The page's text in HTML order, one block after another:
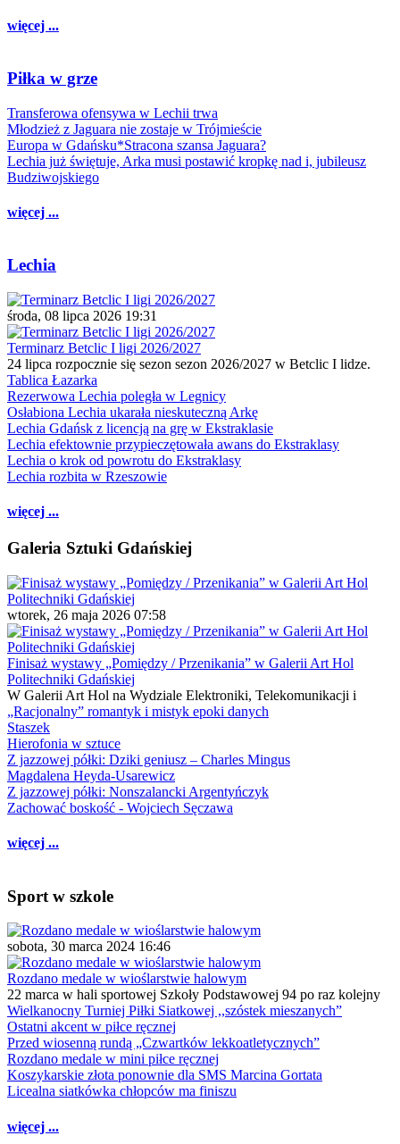
więcej ...
Piłka w grze
Transferowa ofensywa w Lechii trwa
Młodzież z Jaguara nie zostaje w Trójmieście
Europa w Gdańsku*Stracona szansa Jaguara?
Lechia już świętuje, Arka musi postawić kropkę nad i, jubileusz
Budziwojskiego
więcej ...
Lechia
środa, 08 lipca 2026 19:31
Terminarz Betclic I ligi 2026/2027
24 lipca rozpocznie się sezon sezon 2026/2027 w Betclic I lidze.
Tablica Łazarka
Rezerwowa Lechia poległa w Legnicy
Osłabiona Lechia ukarała nieskuteczną Arkę
Lechia Gdańsk z licencją na grę w Ekstraklasie
Lechia efektownie przypieczętowała awans do Ekstraklasy
Lechia o krok od powrotu do Ekstraklasy
Lechia rozbita w Rzeszowie
więcej ...
Galeria Sztuki Gdańskiej
wtorek, 26 maja 2026 07:58
Finisaż wystawy „Pomiędzy / Przenikania” w Galerii Art Hol
Politechniki Gdańskiej
W Galerii Art Hol na Wydziale Elektroniki, Telekomunikacji i
„Racjonalny” romantyk i mistyk epoki danych
Staszek
Hierofonia w sztuce
Z jazzowej półki: Dziki geniusz – Charles Mingus
Magdalena Heyda-Usarewicz
Z jazzowej półki: Nonszalancki Argentyńczyk
Zachować boskość - Wojciech Sęczawa
więcej ...
Sport w szkole
sobota, 30 marca 2024 16:46
Rozdano medale w wioślarstwie halowym
22 marca w hali sportowej Szkoły Podstawowej 94 po raz kolejny
Wielkanocny Turniej Piłki Siatkowej ,,szóstek mieszanych”
Ostatni akcent w piłce ręcznej
Przed wiosenną rundą „Czwartków lekkoatletycznych”
Rozdano medale w mini piłce ręcznej
Koszykarskie złota ponownie dla SMS Marcina Gortata
Licealna siatkówka chłopców ma finiszu
więcej ...